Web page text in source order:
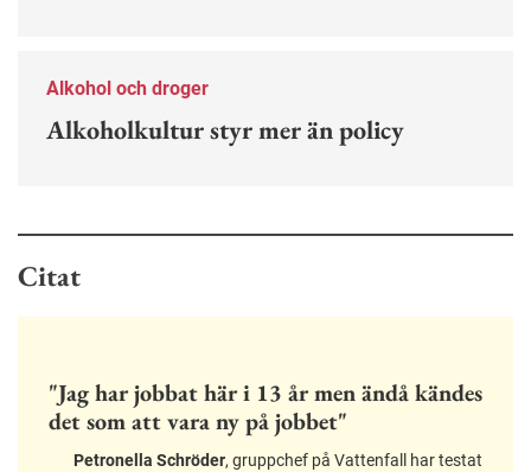
Alkohol och droger
Alkoholkultur styr mer än policy
Citat
"Jag har jobbat här i 13 år men ändå kändes
det som att vara ny på jobbet"
Petronella Schröder, gruppchef på Vattenfall har testat